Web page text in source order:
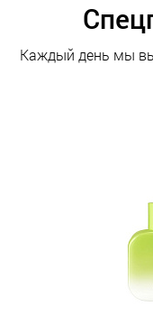
Каждый день мы